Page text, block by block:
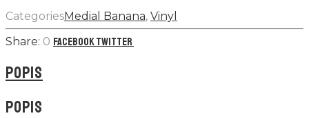
CategoriesMedial Banana, Vinyl
0 FacebookTwitter
POPIS
POPIS